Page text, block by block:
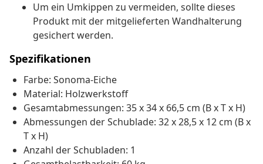
Um ein Umkippen zu vermeiden, sollte dieses
Produkt mit der mitgelieferten Wandhalterung
gesichert werden.
Spezifikationen
Farbe: Sonoma-Eiche
Material: Holzwerkstoff
Gesamtabmessungen: 35 x 34 x 66,5 cm (B x T x H)
Abmessungen der Schublade: 32 x 28,5 x 12 cm (B x
T x H)
Anzahl der Schubladen: 1